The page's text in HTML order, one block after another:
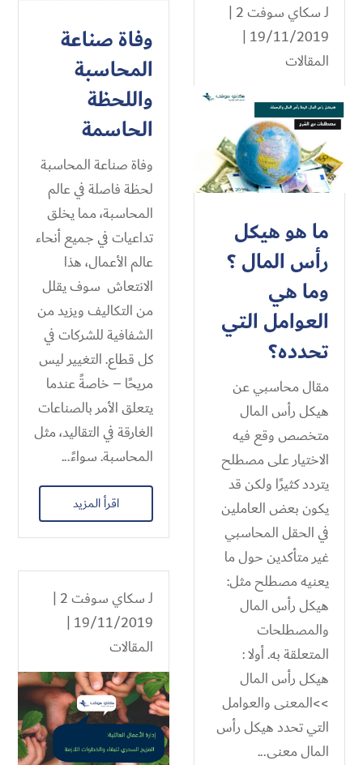
وفاة صناعة
المحاسبة
واللحظة
الحاسمة
وفاة صناعة المحاسبة
لحظة فاصلة في عالم
المحاسبة، مما يخلق
تداعيات في جميع أنحاء
عالم الأعمال، هذا
الانتعاش سوف يقلل
من التكاليف ويزيد من
الشفافية للشركات في
كل قطاع. التغيير ليس
مريحًا – خاصةً عندما
يتعلق الأمر بالصناعات
الغارقة في التقاليد، مثل
المحاسبة. سواءً...
اقرأ المزيد
لـسكاي سوفت 2
|
19/11/2019 |
المقالات
ما هو هيكل
رأس المال ؟
وما هي
العوامل التي
تحدده؟
مقال محاسبي عن
هيكل رأس المال
متخصص وقع فيه
الاختيار على مصطلح
يتردد كثيرًا ولكن قد
يكون بعض العاملين
في الحقل المحاسبي
غير متأكدين حول ما
يعنيه مصطلح مثل:
هيكل رأس المال
والمصطلحات
المتعلقة به. أولا :
هيكل رأس المال
>>المعنى والعوامل
التي تحدد هيكل رأس
المال معنى...
لـسكاي سوفت 2
|
19/11/2019 |
المقالات